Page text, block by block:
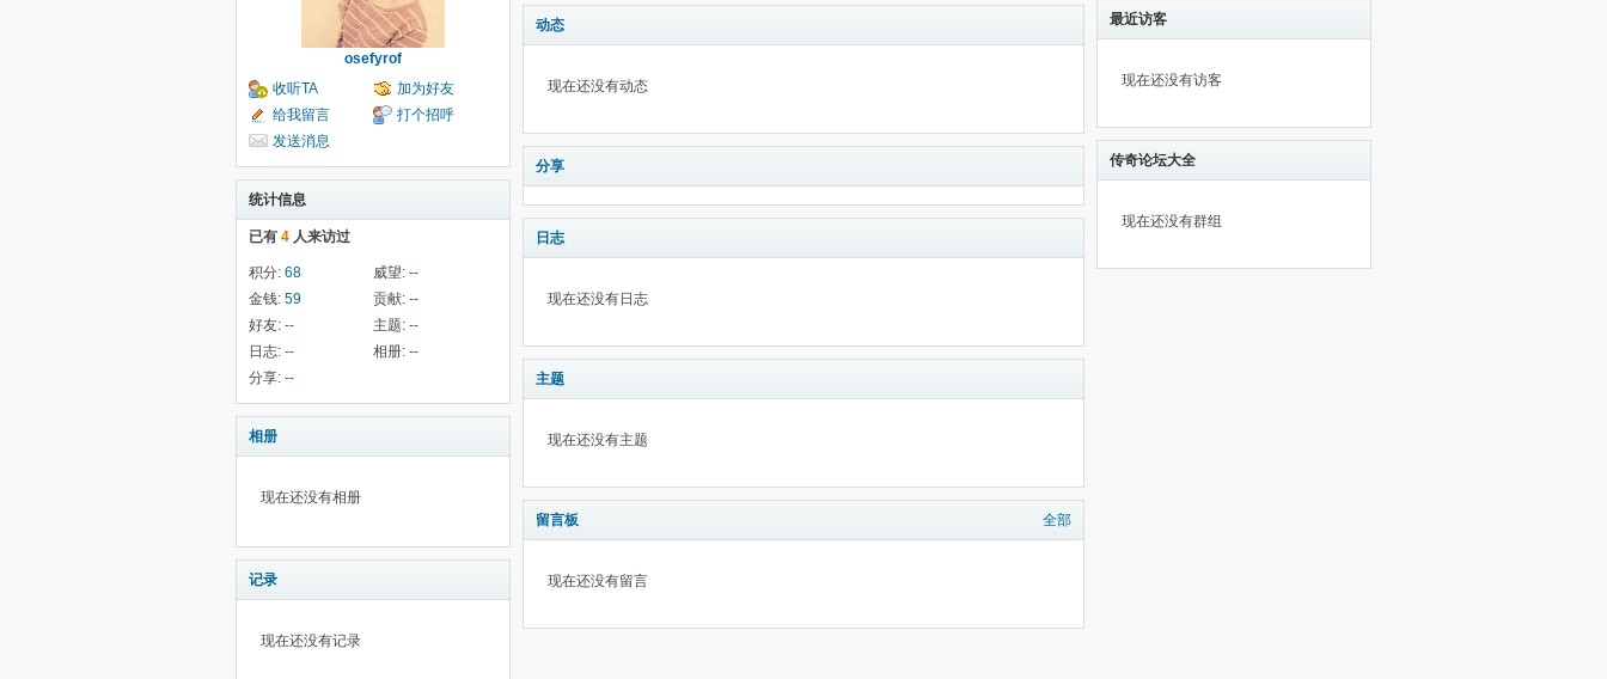
osefyrof
收听TA
加为好友
给我留言
打个招呼
发送消息
统计信息
已有 4 人来访过
积分: 68 威望: --
金钱: 59 贡献: --
好友: -- 主题: --
日志: -- 相册: --
分享: --
相册
现在还没有相册
记录
现在还没有记录
动态
现在还没有动态
分享
日志
现在还没有日志
主题
现在还没有主题
留言板 全部
现在还没有留言
最近访客
现在还没有访客
传奇论坛大全
现在还没有群组